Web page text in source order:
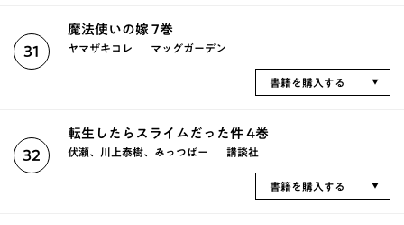
31
魔法使いの嫁 7巻
ヤマザキコレ マッグガーデン
書籍を購入する
32
転生したらスライムだった件 4巻
伏瀬、川上泰樹、みっつばー 講談社
書籍を購入する